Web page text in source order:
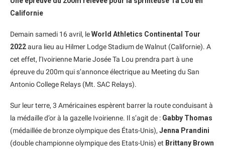
Californie
Demain samedi 16 avril, leWorld Athletics Continental Tour
2022aura lieu au Hilmer Lodge Stadium de Walnut (Californie). A
cet effet, l’Ivoirienne Marie Josée Ta Lou prendra part à une
épreuve du 200m qui s’annonce électrique au Meeting du San
Antonio College Relays (Mt. SAC Relays).
Sur leur terre, 3 Américaines espèrent barrer la route conduisant à
la médaille d’or à la gazelle Ivoirienne. Il s’agit de : Gabby Thomas
(médaillée de bronze olympique des États-Unis), Jenna Prandini
(double championne olympique des Etats-Unis) et Brittany Brown